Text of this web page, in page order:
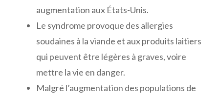
augmentation aux États-Unis.
Le syndrome provoque des allergies
soudaines à la viande et aux produits laitiers
qui peuvent être légères à graves, voire
mettre la vie en danger.
Malgré l’augmentation des populations de